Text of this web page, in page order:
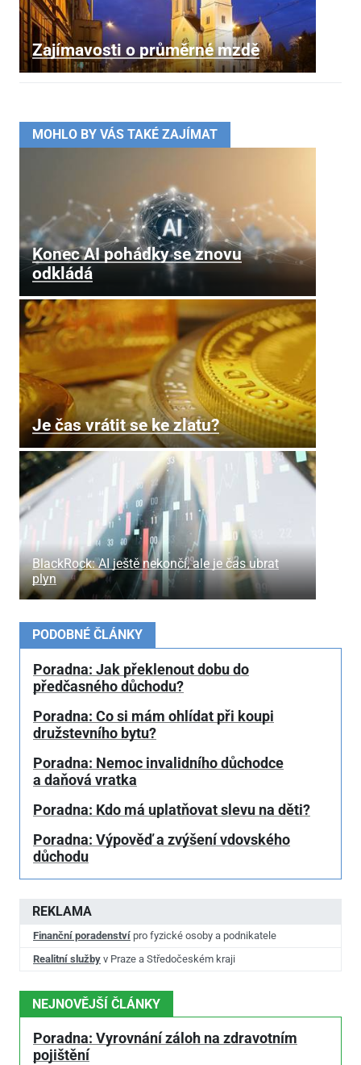
Zajímavosti o průměrné mzdě
MOHLO BY VÁS TAKÉ ZAJÍMAT
Konec AI pohádky se znovu
odkládá
Je čas vrátit se ke zlatu?
BlackRock: AI ještě nekončí, ale je čas ubrat
plyn
REKLAMA
Finanční poradenství pro fyzické osoby a podnikatele
Realitní služby v Praze a Středočeském kraji
NEJNOVĚJŠÍ ČLÁNKY
Poradna: Vyrovnání záloh na zdravotním
pojištění
PODOBNÉ ČLÁNKY
Poradna: Jak překlenout dobu do
předčasného důchodu?
Poradna: Co si mám ohlídat při koupi
družstevního bytu?
Poradna: Nemoc invalidního důchodce
a daňová vratka
Poradna: Kdo má uplatňovat slevu na děti?
Poradna: Výpověď a zvýšení vdovského
důchodu